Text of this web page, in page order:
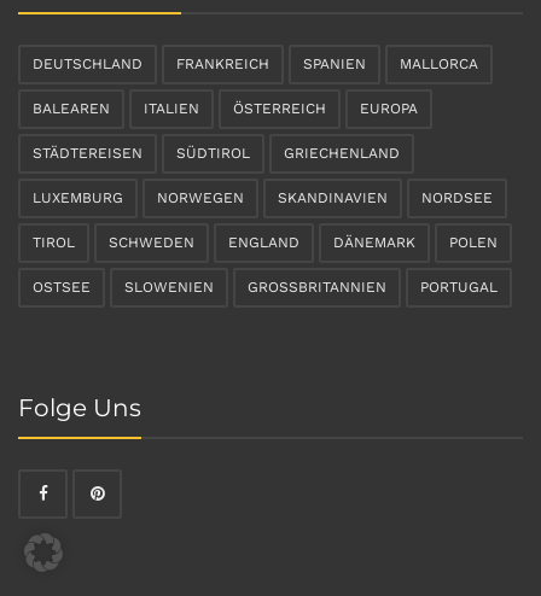
DEUTSCHLAND FRANKREICH SPANIEN MALLORCA
BALEAREN ITALIEN ÖSTERREICH EUROPA
STÄDTEREISEN SÜDTIROL GRIECHENLAND
LUXEMBURG NORWEGEN SKANDINAVIEN NORDSEE
TIROL SCHWEDEN ENGLAND DÄNEMARK POLEN
OSTSEE SLOWENIEN GROSSBRITANNIEN PORTUGAL
Folge Uns